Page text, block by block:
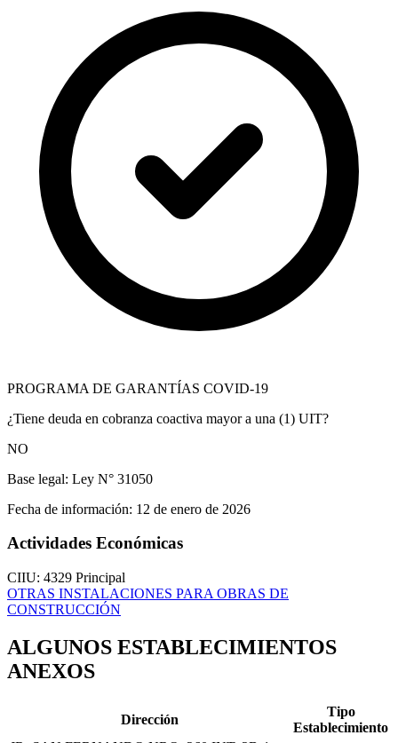
PROGRAMA DE GARANTÍAS COVID-19
¿Tiene deuda en cobranza coactiva mayor a una (1) UIT?
NO
Base legal: Ley N° 31050
Fecha de información: 12 de enero de 2026
Actividades Económicas
CIIU: 4329 Principal
OTRAS INSTALACIONES PARA OBRAS DE
CONSTRUCCIÓN
ALGUNOS ESTABLECIMIENTOS
ANEXOS
Dirección
Tipo
Establecimiento